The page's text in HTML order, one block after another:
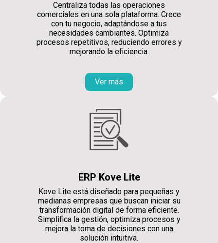
Centraliza todas las operaciones
comerciales en una sola plataforma. Crece
con tu negocio, adaptándose a tus
necesidades cambiantes. Optimiza
procesos repetitivos, reduciendo errores y
mejorando la eficiencia.
Ver más
ERP Kove Lite
Kove Lite está diseñado para pequeñas y
medianas empresas que buscan iniciar su
transformación digital de forma eficiente.
Simplifica la gestión, optimiza procesos y
mejora la toma de decisiones con una
solución intuitiva.